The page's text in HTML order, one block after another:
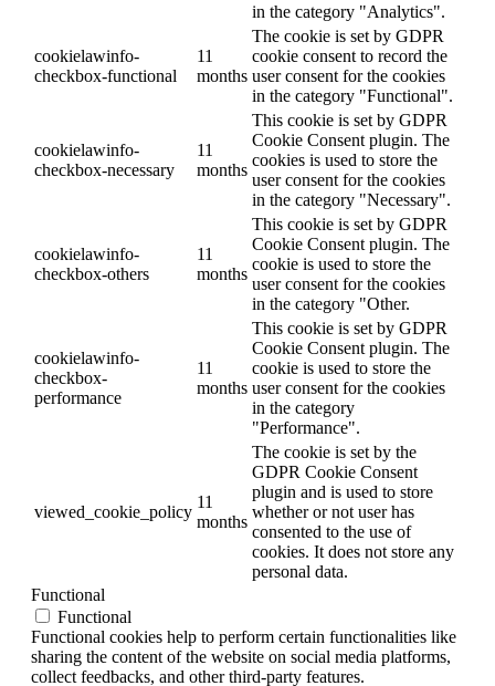
in the category "Analytics".
cookielawinfo-
checkbox-functional
11
months
The cookie is set by GDPR
cookie consent to record the
user consent for the cookies
in the category "Functional".
cookielawinfo-
checkbox-necessary
11
months
This cookie is set by GDPR
Cookie Consent plugin. The
cookies is used to store the
user consent for the cookies
in the category "Necessary".
cookielawinfo-
checkbox-others
11
months
This cookie is set by GDPR
Cookie Consent plugin. The
cookie is used to store the
user consent for the cookies
in the category "Other.
cookielawinfo-
checkbox-
performance
11
months
This cookie is set by GDPR
Cookie Consent plugin. The
cookie is used to store the
user consent for the cookies
in the category
"Performance".
viewed_cookie_policy
11
months
The cookie is set by the
GDPR Cookie Consent
plugin and is used to store
whether or not user has
consented to the use of
cookies. It does not store any
personal data.
Functional
Functional
Functional cookies help to perform certain functionalities like
sharing the content of the website on social media platforms,
collect feedbacks, and other third-party features.